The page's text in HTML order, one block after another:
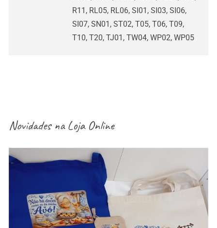
R11, RL05, RL06, SI01, SI03, SI06,
SI07, SN01, ST02, T05, T06, T09,
T10, T20, TJ01, TW04, WP02, WP05
Novidades naLoja Online